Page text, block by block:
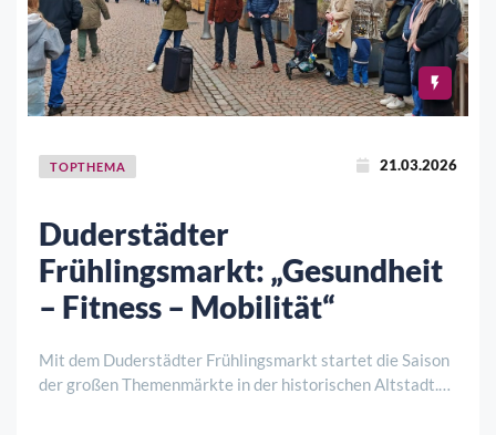
TOPTHEMA 21.03.2026
Duderstädter
Frühlingsmarkt: „Gesundheit
– Fitness – Mobilität“
Mit dem Duderstädter Frühlingsmarkt startet die Saison
der großen Themenmärkte in der historischen Altstadt.